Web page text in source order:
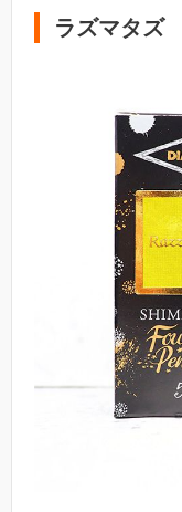
ラズマタズ